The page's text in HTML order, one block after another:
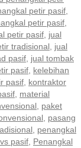
petir pasif,
petir pasif,
petir pasif, jual
tradisional, jual
pasif, jual tombak
pasif, kelebihan
pasif, kontraktor
, material
, paket
, pasang
, penangkal
pasif, Penangkal